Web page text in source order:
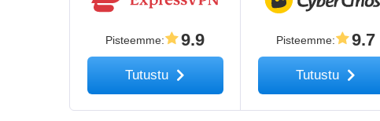
Pisteemme: 9.9
Tutustu
Pisteemme: 9.7
Tutustu